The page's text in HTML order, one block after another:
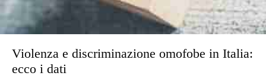
Violenza e discriminazione omofobe in Italia:
ecco i dati